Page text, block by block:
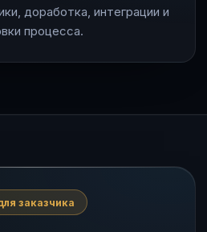
доработка, интеграции и
процесса.
заказчика